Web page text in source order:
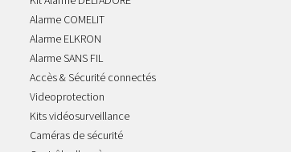
Alarme COMELIT
Alarme ELKRON
Alarme SANS FIL
Accès & Sécurité connectés
Videoprotection
Kits vidéosurveillance
Caméras de sécurité